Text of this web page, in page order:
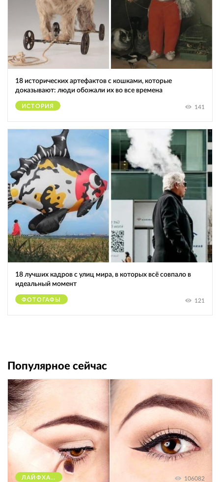
18 исторических артефактов с кошками, которые
доказывают: люди обожали их во все времена
ИСТОРИЯ 141
18 лучших кадров с улиц мира, в которых всё совпало в
идеальный момент
ФОТОГАФЫ 121
Популярное сейчас
ЛАЙФХАКИ 106082